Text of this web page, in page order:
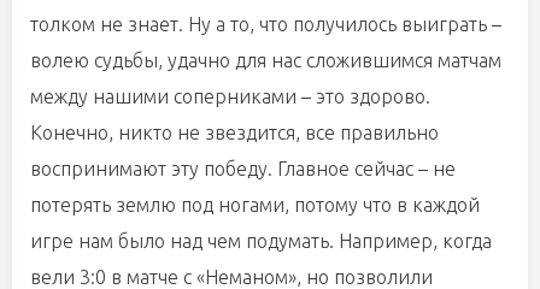
толком не знает. Ну а то, что получилось выиграть –
волею судьбы, удачно для нас сложившимся матчам
между нашими соперниками – это здорово.
Конечно, никто не звездится, все правильно
воспринимают эту победу. Главное сейчас – не
потерять землю под ногами, потому что в каждой
игре нам было над чем подумать. Например, когда
вели 3:0 в матче с «Неманом», но позволили